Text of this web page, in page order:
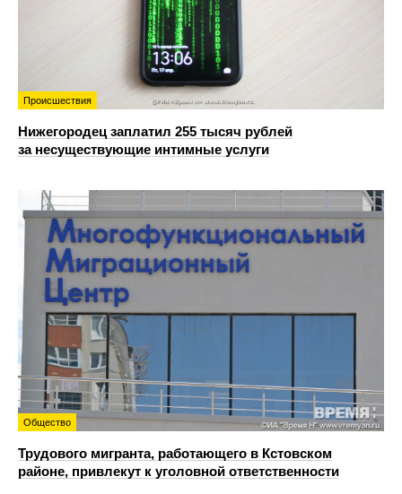
Происшествия
Нижегородец заплатил 255 тысяч рублей
за несуществующие интимные услуги
Общество
Трудового мигранта, работающего в Кстовском
районе, привлекут к уголовной ответственности